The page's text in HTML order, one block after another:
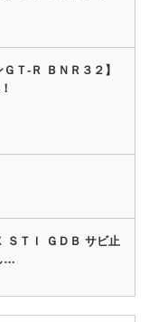
Ｔ‐Ｒ ＢＮＲ３２】
ＳＴＩ ＧＤＢ サビ止
…